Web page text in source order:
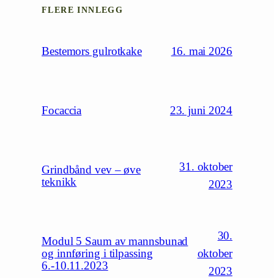
FLERE INNLEGG
Bestemors gulrotkake 16. mai 2026
Focaccia 23. juni 2024
Grindbånd vev – øve
teknikk
31. oktober
2023
Modul 5 Saum av mannsbunad
og innføring i tilpassing
6.-10.11.2023
30.
oktober
2023